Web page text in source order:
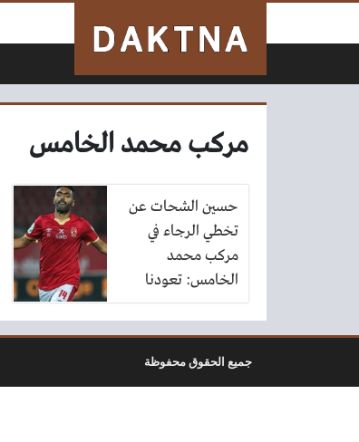
مركب محمد الخامس
حسين الشحات عن
تخطي الرجاء في
مركب محمد
الخامس: تعودنا
على الأجواء الصعبة
جميع الحقوق محفوظة